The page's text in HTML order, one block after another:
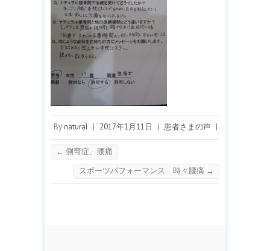
By natural | 2017年1月11日 | 患者さまの声 |
← 側弯症、腰痛
スポーツパフォーマンス 時々腰痛 →